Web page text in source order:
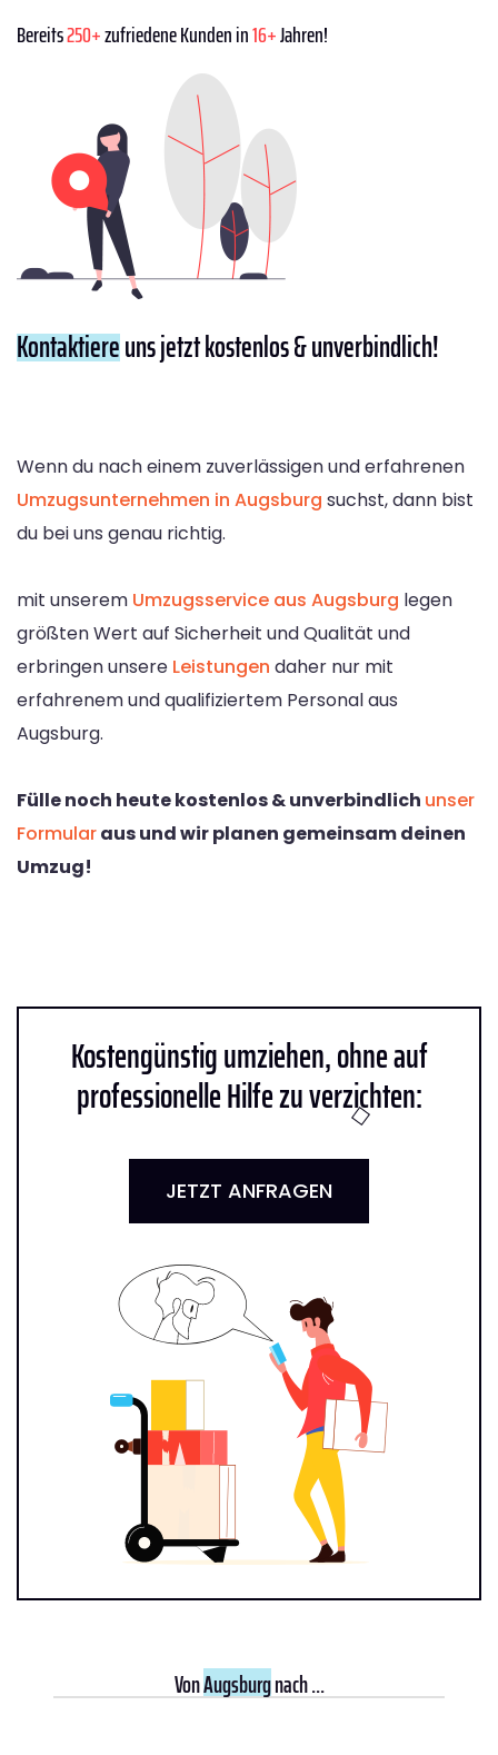
Bereits250+zufriedene Kunden in16+Jahren!
Kontaktiereuns jetzt kostenlos & unverbindlich!
Wenn du nach einem zuverlässigen und erfahrenen
Umzugsunternehmen in Augsburg suchst, dann bist
du bei uns genau richtig.
mit unserem Umzugsservice aus Augsburg legen
größten Wert auf Sicherheit und Qualität und
erbringen unsere Leistungen daher nur mit
erfahrenem und qualifiziertem Personal aus
Augsburg.
Fülle noch heute kostenlos & unverbindlich unser
Formularaus und wir planen gemeinsam deinen
Umzug!
Kostengünstig umziehen, ohne auf
professionelle Hilfe zu verzichten:
JETZT ANFRAGEN
VonAugsburgnach ...